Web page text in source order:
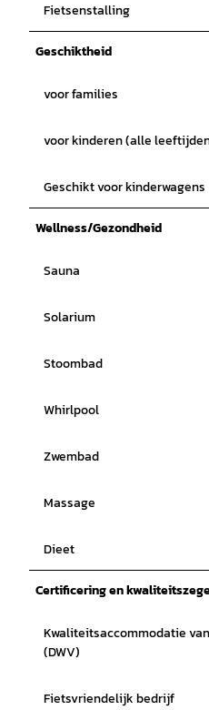
Fietsenstalling
Geschiktheid
voor families
voor kinderen (alle
Geschikt voor kinderwagens
Wellness/Gezondheid
Sauna
Solarium
Stoombad
Whirlpool
Zwembad
Massage
Dieet
Certificering en
Kwaliteitsaccommodatie
(DWV)
Fietsvriendelijk bedrijf